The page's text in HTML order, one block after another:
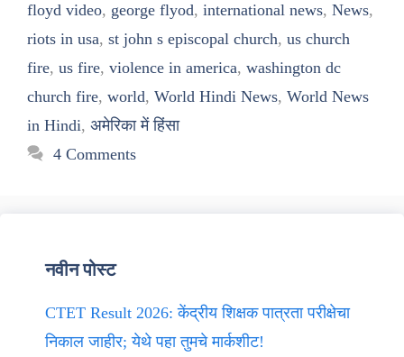
floyd video, george flyod, international news, News,
riots in usa, st john s episcopal church, us church
fire, us fire, violence in america, washington dc
church fire, world, World Hindi News, World News
in Hindi, अमेरिका में हिंसा
4 Comments
नवीन पोस्ट
CTET Result 2026: केंद्रीय शिक्षक पात्रता परीक्षेचा
निकाल जाहीर; येथे पहा तुमचे मार्कशीट!